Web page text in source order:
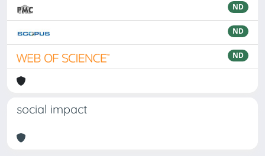
ND
ND
ND
social impact